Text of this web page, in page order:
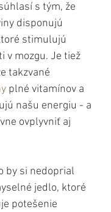
s tým, že
disponujú
stimulujú
v mozgu. Je tiež
takzvané
plné vitamínov a
našu energiu - a
ovplyvniť aj
by si nedoprial
jedlo, ktoré
potešenie